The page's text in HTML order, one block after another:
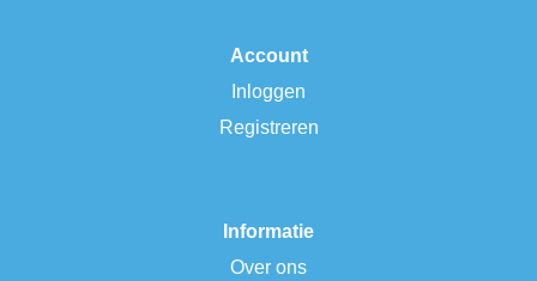
Account
Inloggen
Registreren
Informatie
Over ons